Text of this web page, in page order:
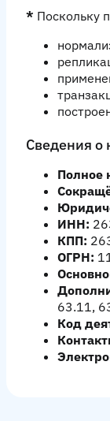
* Поскольку
Сведения о
Полное
ИНН:
КПП:
ОГРН:
63.11,
Код